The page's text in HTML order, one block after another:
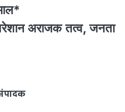
अराजक तत्व, जनता